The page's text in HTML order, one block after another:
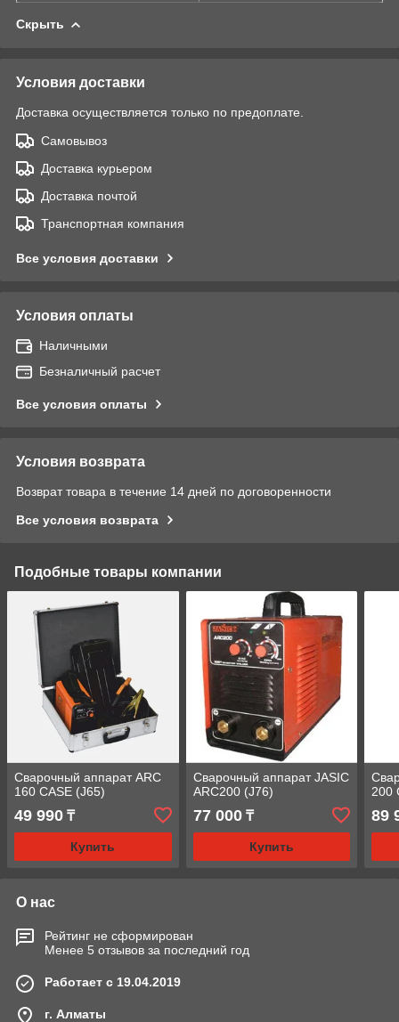
Скрыть
Условия доставки
Доставка осуществляется только по предоплате.
Самовывоз
Доставка курьером
Доставка почтой
Транспортная компания
Все условия доставки
Условия оплаты
Наличными
Безналичный расчет
Все условия оплаты
Условия возврата
Возврат товара в течение 14 дней по договоренности
Все условия возврата
Подобные товары компании
Сварочный аппарат ARC
160 CASE (J65)
49 990 ₸
Купить
Сварочный аппарат JASIC
ARC200 (J76)
77 000₸
Купить
200
89
О нас
Рейтинг не сформирован
Менее 5 отзывов за последний год
Работает с 19.04.2019
г. Алматы